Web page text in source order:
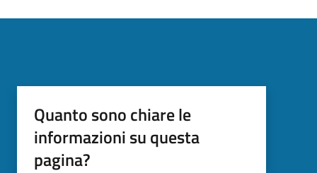
Quanto sono chiare le
informazioni su questa
pagina?